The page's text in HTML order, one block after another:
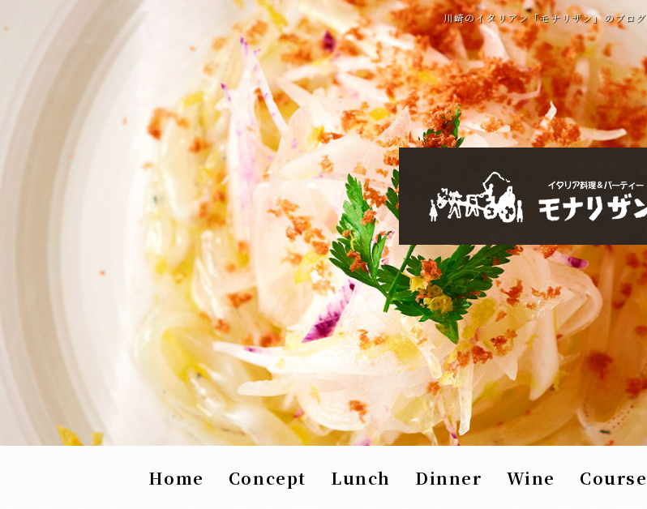
川崎のイタリアン「モナリザン」のブログ
Home Concept Lunch Dinner Wine Course